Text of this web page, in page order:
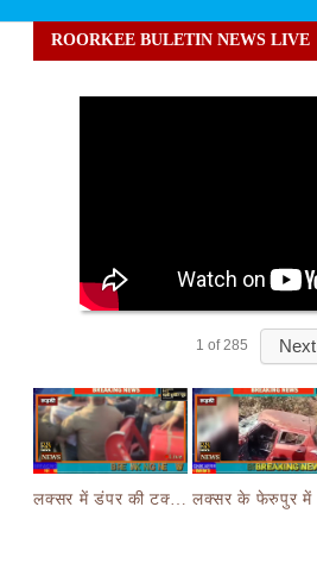
ROORKEE BULETIN NEWS LIVE
1 of 285 Next
लक्सर में डंपर की टक्कर से मासूम बच्चे की मौत के बाद हंगामा,आक्रोशित भीड़ ने डंपर चालक की करी पिटाई